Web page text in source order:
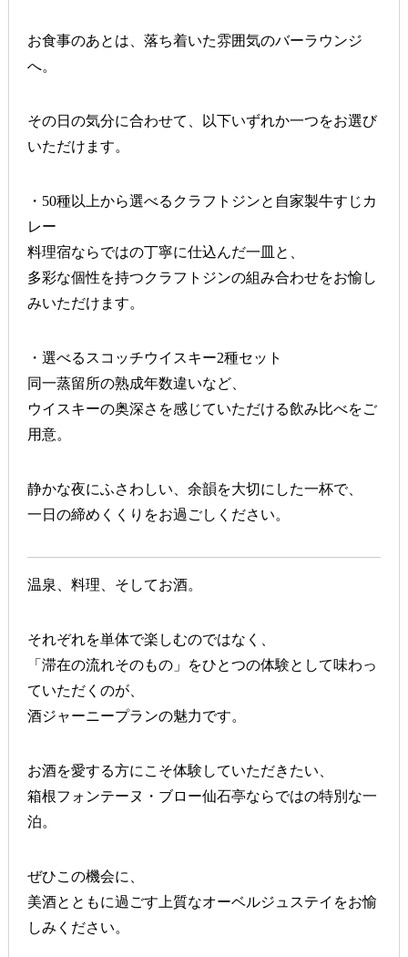
お食事のあとは、落ち着いた雰囲気のバーラウンジ
へ。
その日の気分に合わせて、以下いずれか一つをお選び
いただけます。
・50種以上から選べるクラフトジンと自家製牛すじカ
レー
料理宿ならではの丁寧に仕込んだ一皿と、
多彩な個性を持つクラフトジンの組み合わせをお愉し
みいただけます。
・選べるスコッチウイスキー2種セット
同一蒸留所の熟成年数違いなど、
ウイスキーの奥深さを感じていただける飲み比べをご
用意。
静かな夜にふさわしい、余韻を大切にした一杯で、
一日の締めくくりをお過ごしください。
温泉、料理、そしてお酒。
それぞれを単体で楽しむのではなく、
「滞在の流れそのもの」をひとつの体験として味わっ
ていただくのが、
酒ジャーニープランの魅力です。
お酒を愛する方にこそ体験していただきたい、
箱根フォンテーヌ・ブロー仙石亭ならではの特別な一
泊。
ぜひこの機会に、
美酒とともに過ごす上質なオーベルジュステイをお愉
しみください。